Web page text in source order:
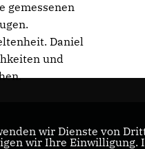
gemessenen
Daniel
und
wir Dienste von
wir Ihre Einwilligung.